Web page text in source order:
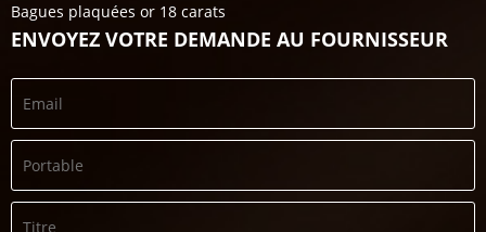
Bagues plaquées or 18 carats
ENVOYEZ VOTRE DEMANDE AU FOURNISSEUR